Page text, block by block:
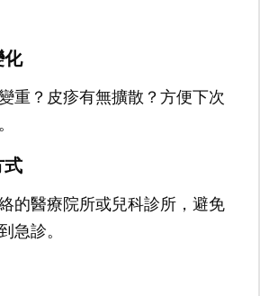
化
重？皮疹有無擴散？方便下次
式
的醫療院所或兒科診所，避免
急診。